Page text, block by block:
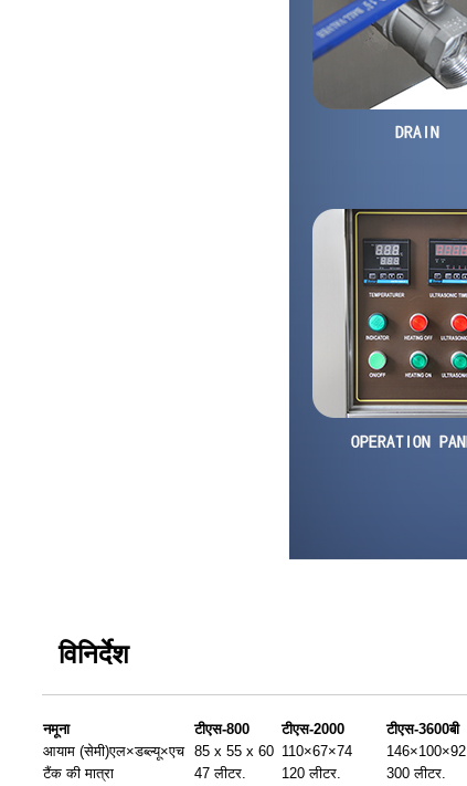
विनिर्देश
नमूना टीएस-800 टीएस-2000 टीएस-3600बी
आयाम (सेमी)एल×डब्ल्यू×एच 85 x 55 x 60 110×67×74 146×100×92
टैंक की मात्रा
47 लीटर. 120 लीटर. 300 लीटर.